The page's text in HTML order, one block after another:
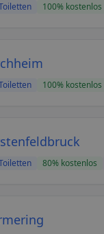
100% kostenlos
100% kostenlos
80% kostenlos